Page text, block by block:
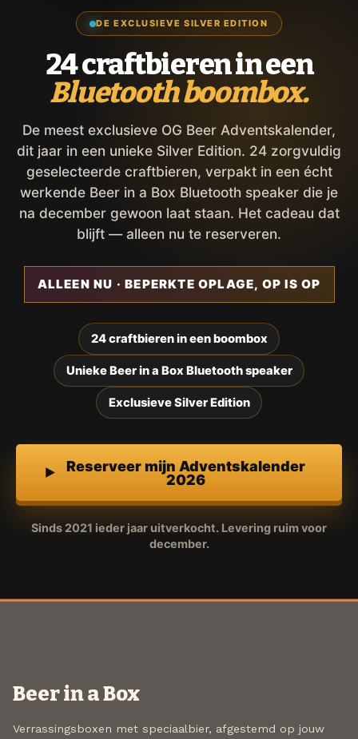
DE EXCLUSIEVE SILVER EDITION
24 craftbieren in een
Bluetooth boombox.
De meest exclusieve OG Beer Adventskalender,
dit jaar in een unieke Silver Edition. 24 zorgvuldig
geselecteerde craftbieren, verpakt in een écht
werkende Beer in a Box Bluetooth speaker die je
na december gewoon laat staan. Het cadeau dat
blijft — alleen nu te reserveren.
ALLEEN NU · BEPERKTE OPLAGE, OP IS OP
24 craftbieren in een boombox
Unieke Beer in a Box Bluetooth speaker
Exclusieve Silver Edition
Reserveer mijn Adventskalender
2026
Sinds 2021 ieder jaar uitverkocht. Levering ruim voor
december.
Beer in a Box
Verrassingsboxen met speciaalbier, afgestemd op jouw